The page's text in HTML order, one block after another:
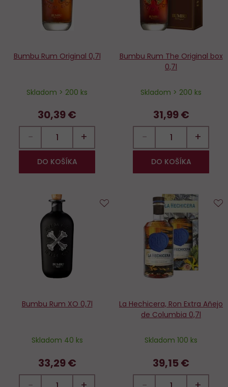
Bumbu Rum Original 0,7l
Skladom > 200 ks
30,39 €
− +
DO KOŠÍKA
Bumbu Rum The Original box
0,7l
Skladom > 200 ks
31,99 €
− +
DO KOŠÍKA
Bumbu Rum XO 0,7l
Skladom 40 ks
33,29 €
obľúbených
La Hechicera, Ron Extra Aňejo
de Columbia 0,7l
Skladom 100 ks
39,15 €